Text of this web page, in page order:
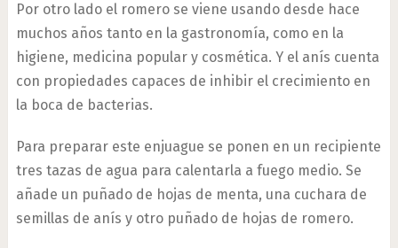
Por otro lado el romero se viene usando desde hace
muchos años tanto en la gastronomía, como en la
higiene, medicina popular y cosmética. Y el anís cuenta
con propiedades capaces de inhibir el crecimiento en
la boca de bacterias.
Para preparar este enjuague se ponen en un recipiente
tres tazas de agua para calentarla a fuego medio. Se
añade un puñado de hojas de menta, una cuchara de
semillas de anís y otro puñado de hojas de romero.